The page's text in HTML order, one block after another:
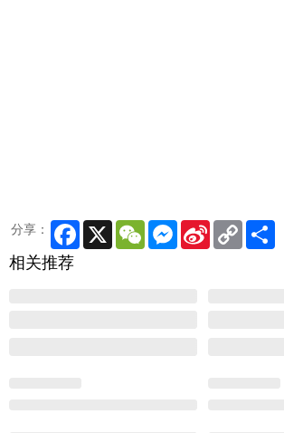
分享： Facebook
X WeChatMessenger
Sina
Weibo
Copy
Link
相关推荐